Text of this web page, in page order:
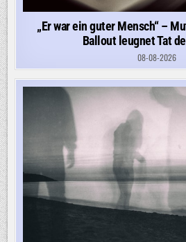
„Er war ein guter Mensch“ –
Ballout leugnet Tat
08-08-2026